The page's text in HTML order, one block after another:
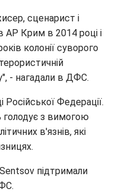
сценарист і
АР Крим в 2014 році і
колонії суворого
- нагадали в ДФС.
Федерації.
з вимогою
в'язнів, які
підтримали